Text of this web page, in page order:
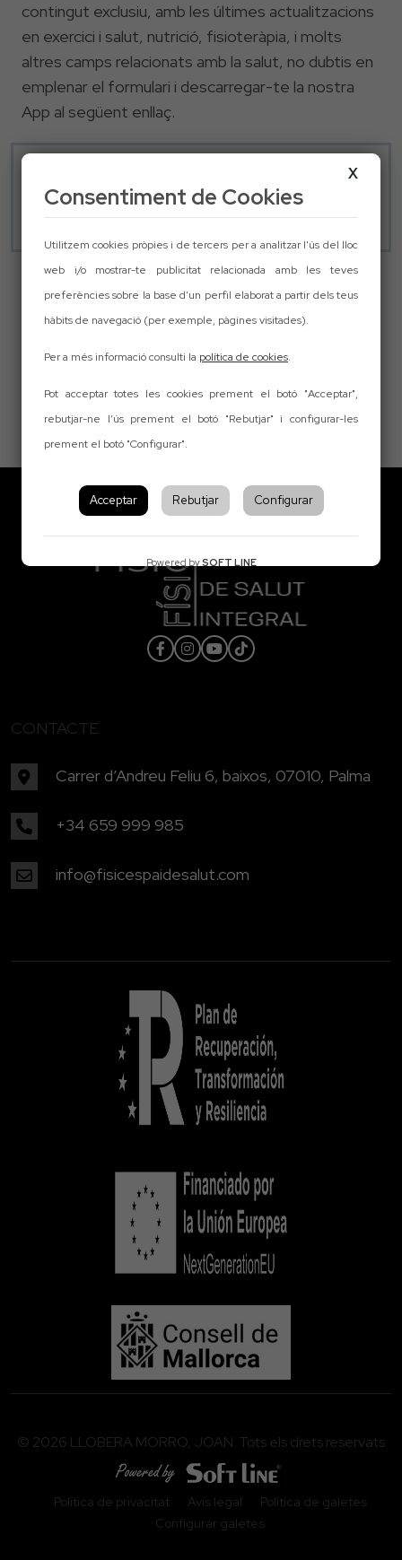
contingut exclusiu, amb les últimes actualitzacions
en exercici i salut, nutrició, fisioteràpia, i molts
altres camps relacionats amb la salut, no dubtis en
emplenar el formulari i descarregar-te la nostra
App al següent enllaç.
"La salut no només està en fer, sinó en
entendre el què i el per què ho has de fer"
CONTACTE
Carrer d’Andreu Feliu 6, baixos, 07010, Palma
+34 659 999 985
info@fisicespaidesalut.com
© 2026 LLOBERA MORRO, JOAN. Tots els drets reservats
Política de privacitat Avís legal
Política de galetes
Configurar galetes
X
Consentiment de Cookies
Utilitzem cookies pròpies i de tercers per a analitzar l'ús del lloc
web i/o mostrar-te publicitat relacionada amb les teves
preferències sobre la base d'un perfil elaborat a partir dels teus
hàbits de navegació (per exemple, pàgines visitades).
Per a més informació consulti la política de cookies.
Pot acceptar totes les cookies prement el botó "Acceptar",
rebutjar-ne l’ús prement el botó "Rebutjar" i configurar-les
prement el botó "Configurar".
Acceptar Rebutjar Configurar
Powered bySOFT LINE